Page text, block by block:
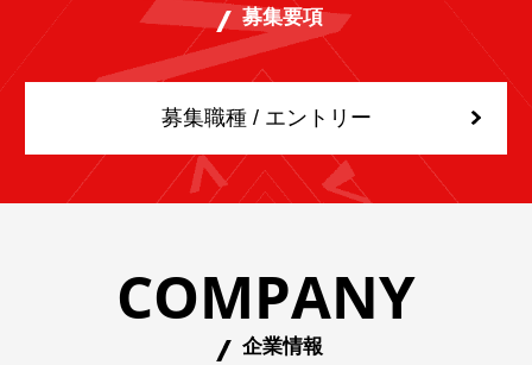
募集要項
募集職種 / エントリー
COMPANY
企業情報